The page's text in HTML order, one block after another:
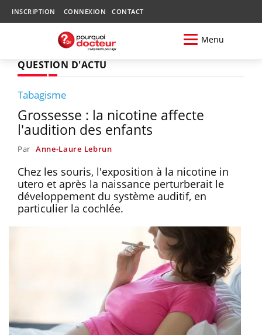
INSCRIPTION CONNEXION CONTACT
Menu
QUESTION D'ACTU
Tabagisme
Grossesse : la nicotine affecte
l'audition des enfants
Par Anne-Laure Lebrun
Chez les souris, l'exposition à la nicotine in
utero et après la naissance perturberait le
développement du système auditif, en
particulier la cochlée.